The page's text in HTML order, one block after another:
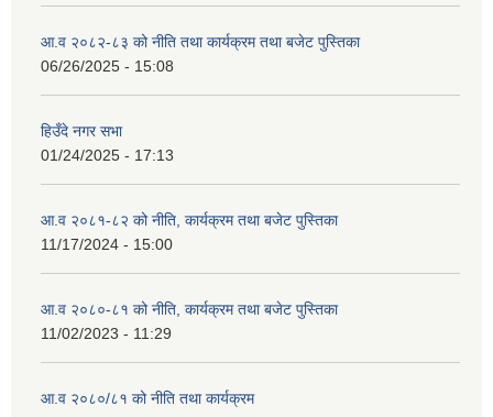
आ.व २०८२-८३ को नीति तथा कार्यक्रम तथा बजेट पुस्तिका
06/26/2025 - 15:08
हिउँदे नगर सभा
01/24/2025 - 17:13
आ.व २०८१-८२ को नीति, कार्यक्रम तथा बजेट पुस्तिका
11/17/2024 - 15:00
आ.व २०८०-८१ को नीति, कार्यक्रम तथा बजेट पुस्तिका
11/02/2023 - 11:29
आ.व २०८०/८१ को नीति तथा कार्यक्रम